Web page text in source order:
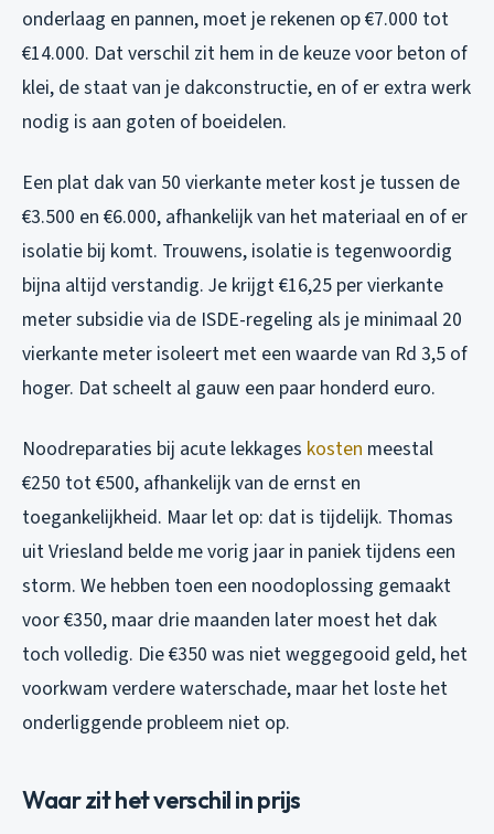
onderlaag en pannen, moet je rekenen op €7.000 tot
€14.000. Dat verschil zit hem in de keuze voor beton of
klei, de staat van je dakconstructie, en of er extra werk
nodig is aan goten of boeidelen.
Een plat dak van 50 vierkante meter kost je tussen de
€3.500 en €6.000, afhankelijk van het materiaal en of er
isolatie bij komt. Trouwens, isolatie is tegenwoordig
bijna altijd verstandig. Je krijgt €16,25 per vierkante
meter subsidie via de ISDE-regeling als je minimaal 20
vierkante meter isoleert met een waarde van Rd 3,5 of
hoger. Dat scheelt al gauw een paar honderd euro.
Noodreparaties bij acute lekkages kosten meestal
€250 tot €500, afhankelijk van de ernst en
toegankelijkheid. Maar let op: dat is tijdelijk. Thomas
uit Vriesland belde me vorig jaar in paniek tijdens een
storm. We hebben toen een noodoplossing gemaakt
voor €350, maar drie maanden later moest het dak
toch volledig. Die €350 was niet weggegooid geld, het
voorkwam verdere waterschade, maar het loste het
onderliggende probleem niet op.
Waar zit het verschil in prijs